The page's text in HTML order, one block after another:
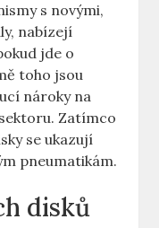
‌s novými,
nabízejí⁣
jde‍ o
toho jsou
nároky na
Zatímco
se‍ ukazují
pneumatikám.
​disků